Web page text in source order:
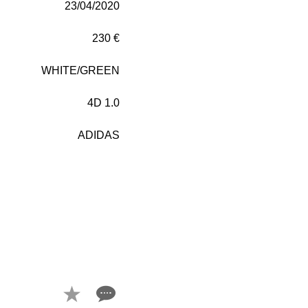
23/04/2020
230 €
WHITE/GREEN
4D 1.0
ADIDAS